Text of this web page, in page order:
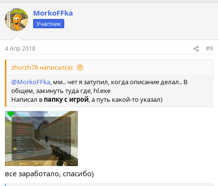
MorkoFFka
Участник
4 Апр 2018 #9
zhorzh78 написал(а):
@MorkoFFka, мм.. чет я затупил, когда описание делал.. В
общем, закинуть туда где, hl.exe
Написал в папку с игрой, а путь какой-то указал)
все заработало, спасибо)